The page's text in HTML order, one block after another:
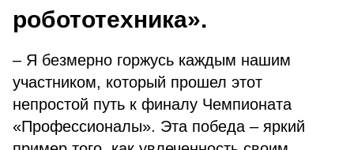
робототехника».
– Я безмерно горжусь каждым нашим
участником, который прошел этот
непростой путь к финалу Чемпионата
«Профессионалы». Эта победа – яркий